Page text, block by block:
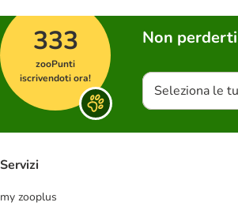
333
zooPunti
iscrivendoti ora!
Non
Seleziona le
Servizi
my zooplus